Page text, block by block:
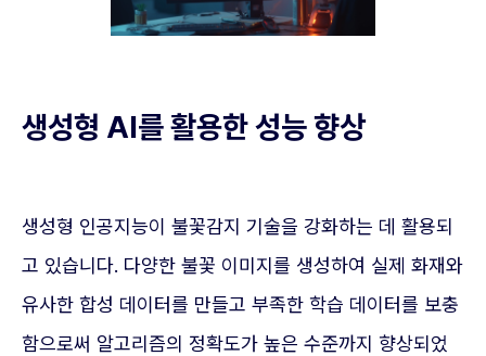
생성형 AI를 활용한 성능 향상
생성형 인공지능이 불꽃감지 기술을 강화하는 데 활용되
고 있습니다. 다양한 불꽃 이미지를 생성하여 실제 화재와
유사한 합성 데이터를 만들고 부족한 학습 데이터를 보충
함으로써 알고리즘의 정확도가 높은 수준까지 향상되었